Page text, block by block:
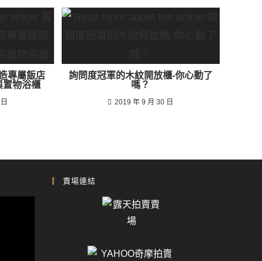
專屬飯店
置物浴櫃
詢問度冠軍的木紋開放櫃-你心動了
嗎？
2019 年 9 月 30 日
賣場連結